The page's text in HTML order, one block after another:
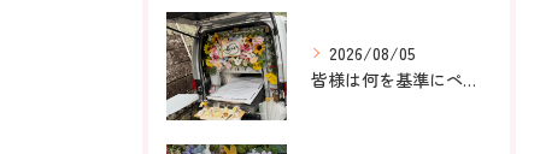
2026/08/05
皆様は何を基準にペット葬儀社を選びますか？